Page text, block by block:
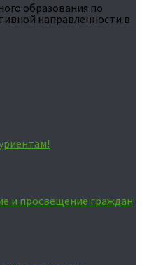
образования по
направленности в
и просвещение граждан